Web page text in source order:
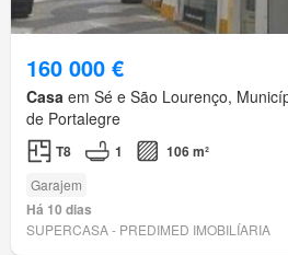
160 000 €
Casa em Sé e São Lourenço,
de Portalegre
T8 1 106 m²
Garajem
Há 10 dias
SUPERCASA - PREDIMED IMOBILÍARIA